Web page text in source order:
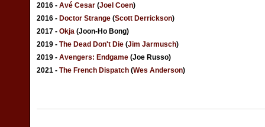
2016 - Avé Cesar (Joel Coen)
2016 - Doctor Strange (Scott Derrickson)
2017 - Okja (Joon-Ho Bong)
2019 - The Dead Don't Die (Jim Jarmusch)
2019 - Avengers: Endgame (Joe Russo)
2021 - The French Dispatch (Wes Anderson)